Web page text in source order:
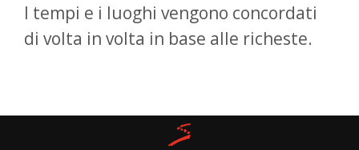
I tempi e i luoghi vengono concordati
di volta in volta in base alle richeste.